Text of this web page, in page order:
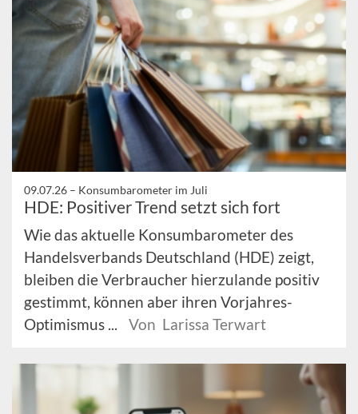
09.07.26 – Konsumbarometer im Juli
HDE: Positiver Trend setzt sich fort
Wie das aktuelle Konsumbarometer des
Handelsverbands Deutschland (HDE) zeigt,
bleiben die Verbraucher hierzulande positiv
gestimmt, können aber ihren Vorjahres-
Optimismus ...
Von Larissa Terwart